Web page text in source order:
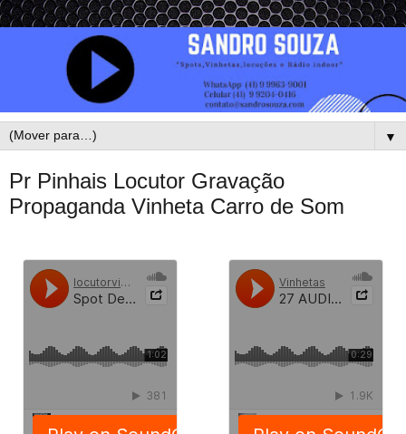
▼
Pr Pinhais Locutor Gravação
Propaganda Vinheta Carro de Som